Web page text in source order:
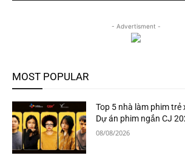
- Advertisment -
MOST POPULAR
Top 5 nhà làm phim
Dự án phim ngắn CJ
08/08/2026